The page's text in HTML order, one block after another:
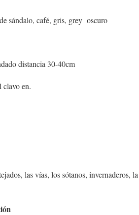
sándalo, café, gris, grey oscuro
distancia 30-40cm
clavo en.
las vías, los sótanos, invernaderos,